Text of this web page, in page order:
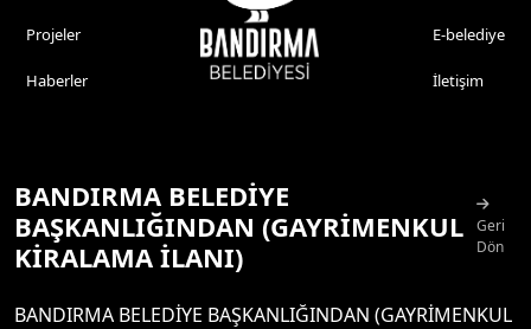
Projeler
Haberler
E-belediye
İletişim
BANDIRMA BELEDİYE
BAŞKANLIĞINDAN (GAYRİMENKUL
KİRALAMA İLANI)
Geri
Dön
BANDIRMA BELEDİYE BAŞKANLIĞINDAN (GAYRİMENKUL